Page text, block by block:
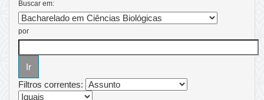
Buscar em:
por
Filtros correntes: